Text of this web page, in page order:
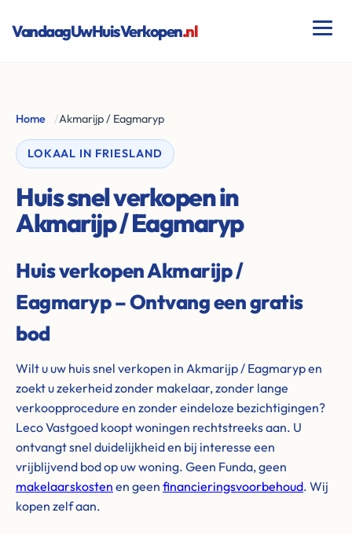
VandaagUwHuisVerkopen.nl
Home /Akmarijp / Eagmaryp
LOKAAL IN FRIESLAND
Huis snel verkopen in
Akmarijp / Eagmaryp
Huis verkopen Akmarijp /
Eagmaryp – Ontvang een gratis
bod
Wilt u uw huis snel verkopen in Akmarijp / Eagmaryp en
zoekt u zekerheid zonder makelaar, zonder lange
verkoopprocedure en zonder eindeloze bezichtigingen?
Leco Vastgoed koopt woningen rechtstreeks aan. U
ontvangt snel duidelijkheid en bij interesse een
vrijblijvend bod op uw woning. Geen Funda, geen
makelaarskosten en geen financieringsvoorbehoud. Wij
kopen zelf aan.